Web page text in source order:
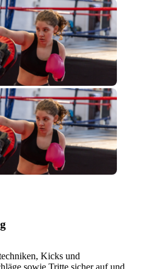
Kicks und
sowie Tritte sicher auf und